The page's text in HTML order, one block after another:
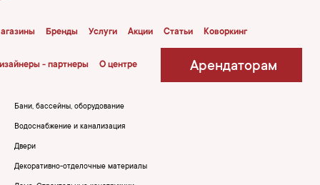
Бренды Услуги Акции Статьи Коворкинг
- партнеры О центре Арендаторам
Бани, бассейны, оборудование
Водоснабжение и канализация
Двери
Декоративно-отделочные материалы